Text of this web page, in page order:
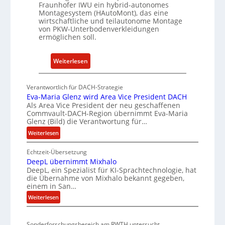
e
e
n
t
i
c
e
l
n
R
S
-
V
i
Fraunhofer IWU ein hybrid-autonomes
Montagesystem (HAutoMont), das eine
wirtschaftliche und teilautonome Montage
von PKW-Unterbodenverkleidungen
ermöglichen soll.
Weiterlesen:
P
W
-
U
n
e
b
o
n
Verantwortlich für DACH-Strategie
Eva-Maria Glenz wird Area Vice President DACH
Als Area Vice President der neu geschaffenen
Commvault-DACH-Region übernimmt Eva-Maria
Glenz (Bild) die Verantwortung für…
Weiterlesen:
E
v
a
-
M
a
r
i
Echtzeit-Übersetzung
DeepL übernimmt Mixhalo
DeepL, ein Spezialist für KI-Sprachtechnologie, hat
die Übernahme von Mixhalo bekannt gegeben,
einem in San…
Weiterlesen:
D